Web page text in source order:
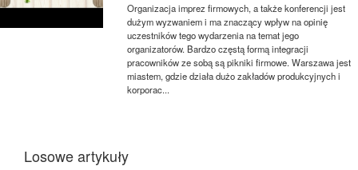
Organizacja imprez firmowych, a także konferencji jest
dużym wyzwaniem i ma znaczący wpływ na opinię
uczestników tego wydarzenia na temat jego
organizatorów. Bardzo częstą formą integracji
pracowników ze sobą są pikniki firmowe. Warszawa jest
miastem, gdzie działa dużo zakładów produkcyjnych i
korporac...
Losowe artykuły